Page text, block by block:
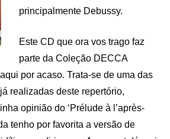
principalmente Debussy.
Este CD que ora vos trago faz
parte da Coleção DECCA
por acaso. Trata-se de uma das
realizadas deste repertório,
opinião do ‘Prélude à l’après-
tenho por favorita a versão de